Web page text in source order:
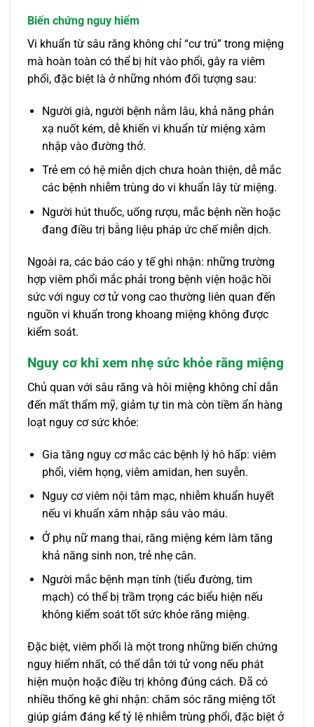
Biến chứng nguy hiểm
Vi khuẩn từ sâu răng không chỉ “cư trú” trong miệng
mà hoàn toàn có thể bị hít vào phổi, gây ra viêm
phổi, đặc biệt là ở những nhóm đối tượng sau:
Người già, người bệnh nằm lâu, khả năng phản
xạ nuốt kém, dễ khiến vi khuẩn từ miệng xâm
nhập vào đường thở.
Trẻ em có hệ miễn dịch chưa hoàn thiện, dễ mắc
các bệnh nhiễm trùng do vi khuẩn lây từ miệng.
Người hút thuốc, uống rượu, mắc bệnh nền hoặc
đang điều trị bằng liệu pháp ức chế miễn dịch.
Ngoài ra, các báo cáo y tế ghi nhận: những trường
hợp viêm phổi mắc phải trong bệnh viện hoặc hồi
sức với nguy cơ tử vong cao thường liên quan đến
nguồn vi khuẩn trong khoang miệng không được
kiểm soát.
Nguy cơ khi xem nhẹ sức khỏe răng miệng
Chủ quan với sâu răng và hôi miệng không chỉ dẫn
đến mất thẩm mỹ, giảm tự tin mà còn tiềm ẩn hàng
loạt nguy cơ sức khỏe:
Gia tăng nguy cơ mắc các bệnh lý hô hấp: viêm
phổi, viêm họng, viêm amidan, hen suyễn.
Nguy cơ viêm nội tâm mạc, nhiễm khuẩn huyết
nếu vi khuẩn xâm nhập sâu vào máu.
Ở phụ nữ mang thai, răng miệng kém làm tăng
khả năng sinh non, trẻ nhẹ cân.
Người mắc bệnh mạn tính (tiểu đường, tim
mạch) có thể bị trầm trọng các biểu hiện nếu
không kiểm soát tốt sức khỏe răng miệng.
Đặc biệt, viêm phổi là một trong những biến chứng
nguy hiểm nhất, có thể dẫn tới tử vong nếu phát
hiện muộn hoặc điều trị không đúng cách. Đã có
nhiều thống kê ghi nhận: chăm sóc răng miệng tốt
giúp giảm đáng kể tỷ lệ nhiễm trùng phổi, đặc biệt ở